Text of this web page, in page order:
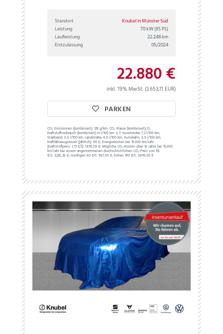
Standort
Knubel in Münster Süd
Leistung
70 kW(95 PS)
Laufleistung
22.248 km
Erstzulassung
05/2024
22.880 €
inkl. 19% MwSt. (3.653,11 EUR)
PARKEN
CO₂ Emissionen (kombiniert): 129 g/km;CO₂ Klasse (kombiniert): D;
Kraftstoffverbrauch (kombiniert) in l/100 km: 5,7;Kurzstrecke: 7,2 l/100 km;
Stadtrand: 5,5 l/100 km;Landstraße: 4,9 l/100 km;Autobahn: 5,9 l/100 km;
Kraftfahrzeugsteuer (jährlich): 90 €;Energiekosten bei 15.000 km/Jahr
(Kraftstoffpreis: 1,73€/l): 1.476,59 €;Mögliche CO₂-Kosten über 10 Jahre bei 15.000
km/Jahr bei einem angenommenen durchschnittlichen CO₂-Preis von 115
€/t: 2.225,25 €; niedrigen 50 €/t: 967,50 €; hohen 190 €/t: 3.676,50 €